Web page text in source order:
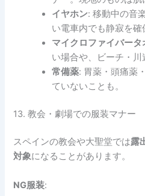
イヤホン: 移動中の音
い電車内でも静寂を確
マイクロファイバータ
い場合や、ビーチ・川
常備薬: 胃薬・頭痛薬
ていないことも。
13. 教会・劇場での服装マナー
スペインの教会や大聖堂では露
対象になることがあります。
NG服装: